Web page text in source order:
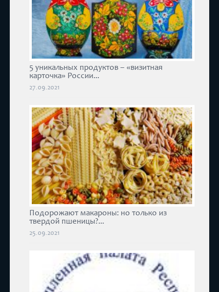
5 уникальных продуктов – «визитная
карточка» России...
27.09.2021
Подорожают макароны: но только из
твердой пшеницы?...
25.09.2021